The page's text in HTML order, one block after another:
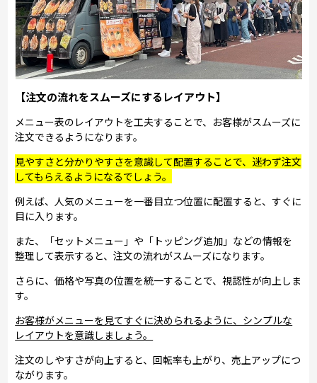
【注文の流れをスムーズにするレイアウト】
メニュー表のレイアウトを工夫することで、お客様がスムーズに
注文できるようになります。
見やすさと分かりやすさを意識して配置することで、迷わず注文
してもらえるようになるでしょう。
例えば、人気のメニューを一番目立つ位置に配置すると、すぐに
目に入ります。
また、「セットメニュー」や「トッピング追加」などの情報を
整理して表示すると、注文の流れがスムーズになります。
さらに、価格や写真の位置を統一することで、視認性が向上しま
す。
お客様がメニューを見てすぐに決められるように、シンプルな
レイアウトを意識しましょう。
注文のしやすさが向上すると、回転率も上がり、売上アップにつ
ながります。